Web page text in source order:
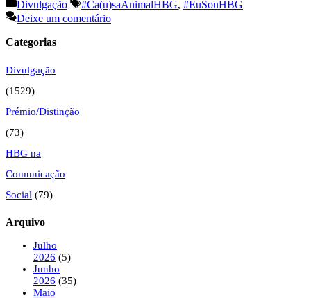
Divulgação #Ca(u)saAnimalHBG, #EuSouHBG
Deixe um comentário
Categorias
Divulgação
(1529)
Prémio/Distinção
(73)
HBG na
Comunicação
Social (79)
Arquivo
Julho
2026 (5)
Junho
2026 (35)
Maio